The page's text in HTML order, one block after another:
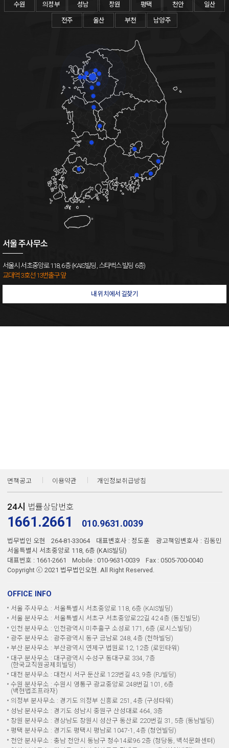
수원 의정부 성남 창원 평택 천안 일산
전주 울산 부천 남양주
서울 주사무소
서울시 서초중앙로 118, 6층 (KAIS빌딩, 스타벅스 빌딩 6층)
교대역 3호선 13번출구 앞
내 위치에서 길찾기
면책공고 이용약관 개인정보취급방침
24시 법률상담번호
1661.2661 010.9631.0039
법무법인 오현 264-81-33064 대표변호사 : 정도훈
광고책임변호사 : 김동민
서울특별시 서초중앙로 118, 6층 (KAIS빌딩)
대표번호 : 1661-2661
Mobile : 010-9631-0039
Fax : 0505-700-0040
Copyright ⓒ 2021 법무법인오현. All Right Reserved.
OFFICE INFO
서울 주사무소 : 서울특별시 서초중앙로 118, 6층 (KAIS빌딩)
서울 분사무소 : 서울특별시 서초구 서초중앙로22길 42 4층 (동진빌딩)
인천 분사무소 : 인천광역시 미추홀구 소성로 171, 6층 (로시스빌딩)
광주 분사무소 : 광주광역시 동구 금남로 248, 4층 (천하빌딩)
부산 분사무소 : 부산광역시 연제구 법원로 12, 12층 (로윈타워)
대구 분사무소 : 대구광역시 수성구 동대구로 334, 7층
(한국교직원공제회빌딩)
대전 분사무소 : 대전시 서구 둔산로 123번길 43, 9층 (PJ빌딩)
수원 분사무소 : 수원시 영통구 광교중앙로 248번길 101, 6층
(백현법조프라자)
의정부 분사무소 : 경기도 의정부 신흥로 251, 4층 (구성타워)
성남 분사무소 : 경기도 성남시 중원구 산성대로 464, 3층
창원 분사무소 : 경상남도 창원시 성산구 동산로 220번길 31, 5층 (동남빌딩)
평택 분사무소 : 경기도 평택시 평남로 1047-1, 4층 (청언빌딩)
천안 분사무소 : 충남 천안시 동남구 청수14로96 2층 (청당동, 백석문화센터)